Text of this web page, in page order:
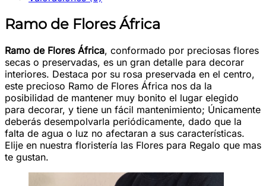
Ramo de Flores África
Ramo de Flores África, conformado por preciosas flores
secas o preservadas, es un gran detalle para decorar
interiores. Destaca por su rosa preservada en el centro,
este precioso Ramo de Flores África nos da la
posibilidad de mantener muy bonito el lugar elegido
para decorar, y tiene un fácil mantenimiento; Únicamente
deberás desempolvarla periódicamente, dado que la
falta de agua o luz no afectaran a sus características.
Elije en nuestra floristería las Flores para Regalo que mas
te gustan.